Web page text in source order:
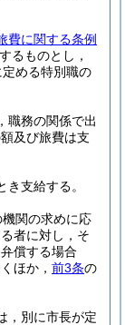
費に関する条例
るものとし，
定める特別職の
職務の関係で出
及び旅費は支
支給する。
関の求めに応
者に対し，そ
償する場合
ほか， 前3条の
，別に市長が定